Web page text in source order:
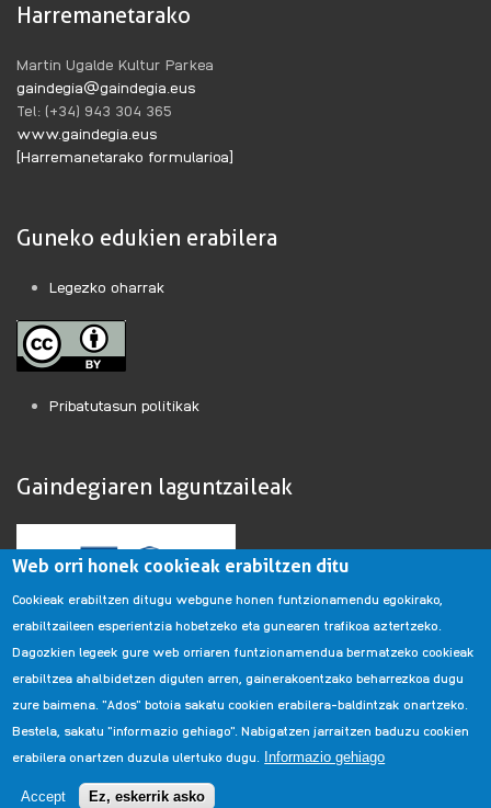
Harremanetarako
Martin Ugalde Kultur Parkea
gaindegia@gaindegia.eus
Tel: (+34) 943 304 365
www.gaindegia.eus
[Harremanetarako formularioa]
Guneko edukien erabilera
Legezko oharrak
Pribatutasun politikak
Gaindegiaren laguntzaileak
Web orri honek cookieak erabiltzen ditu
Cookieak erabiltzen ditugu webgune honen funtzionamendu egokirako,
erabiltzaileen esperientzia hobetzeko eta gunearen trafikoa aztertzeko.
Dagozkien legeek gure web orriaren funtzionamendua bermatzeko cookieak
erabiltzea ahalbidetzen diguten arren, gainerakoentzako beharrezkoa dugu
zure baimena. "Ados" botoia sakatu cookien erabilera-baldintzak onartzeko.
Bestela, sakatu "informazio gehiago". Nabigatzen jarraitzen baduzu cookien
erabilera onartzen duzula ulertuko dugu.
Informazio gehiago
Accept Ez, eskerrik asko